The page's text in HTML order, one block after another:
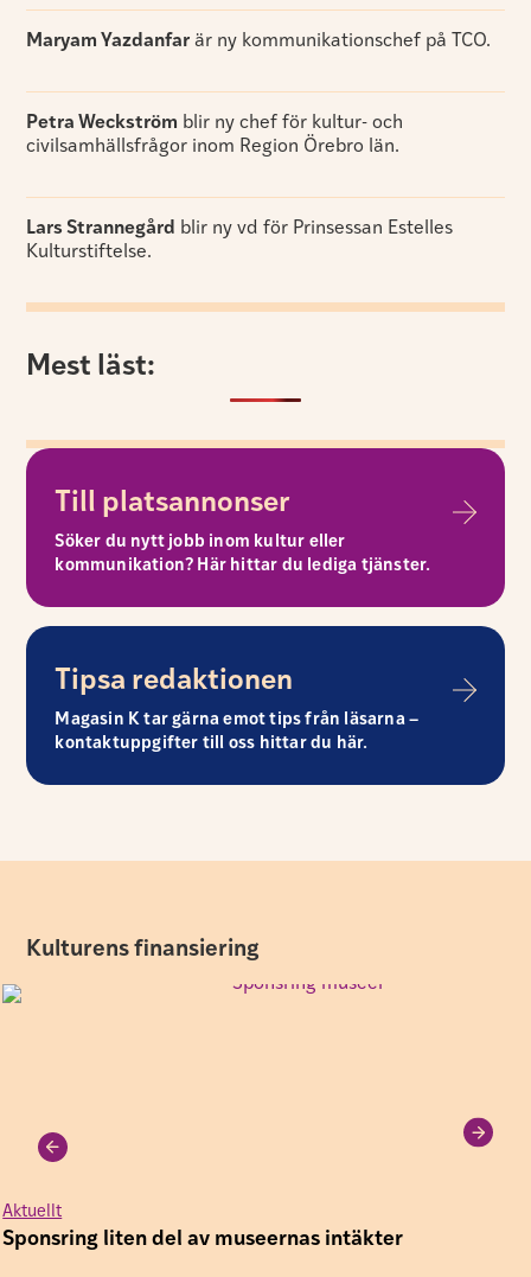
Maryam Yazdanfar är ny kommunikationschef på TCO.
Petra Weckström blir ny chef för kultur- och
civilsamhällsfrågor inom Region Örebro län.
Lars Strannegård blir ny vd för Prinsessan Estelles
Kulturstiftelse.
Mest läst:
Till platsannonser
Söker du nytt jobb inom kultur eller
kommunikation? Här hittar du lediga tjänster.
Tipsa redaktionen
Magasin K tar gärna emot tips från läsarna –
kontaktuppgifter till oss hittar du här.
Kulturens finansiering
Aktuellt
Sponsring liten del av museernas intäkter